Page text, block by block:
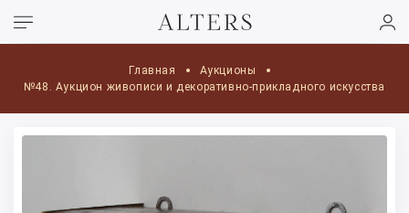
Главная
Аукционы
№48. Аукцион живописи и декоративно-прикладного искусства